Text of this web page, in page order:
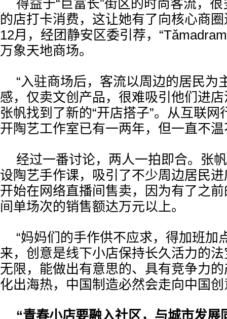
得益于“巨富长”街区的时尚客流，
的店打卡消费，这让她有了向核心商
12月，经团静安区委引荐，
万象天地商场。
“入驻商场后，客流以周边的居民为
感，仅卖文创产品，很难吸引他们进
张帆找到了新的“开店搭子”。从互联网
开陶艺工作室已有一两年，但一直不
经过一番讨论，两人一拍即合。张
设陶艺手作课，吸引了不少周边居民
开始在网络直播间售卖，因为有了之
间单场次的销售额达万元以上。
“妈妈们的手作供不应求，得加班加
来，创意是线下小店保持长久活力的法
无限，能做出有意思的、具有竞争力
化出海热，中国制造必然会走向中国创
“青春小店要融入社区，与城市发展